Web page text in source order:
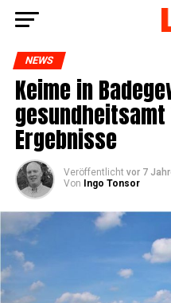
NEWS
Kei­me in
Ergebnisse
Veröffentlicht vor 7
Von
Ingo Tonsor